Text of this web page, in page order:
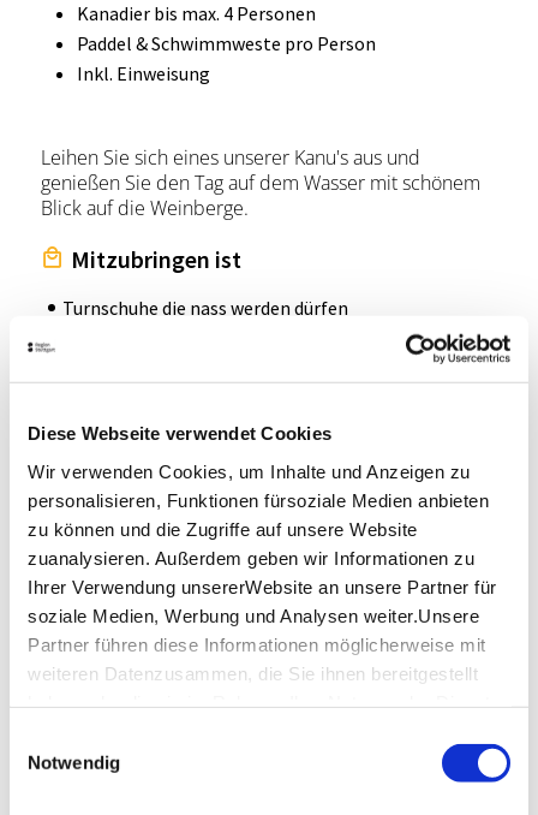
Diese Webseite verwendet Cookies
Wir verwenden Cookies, um Inhalte und Anzeigen zu
personalisieren, Funktionen fürsoziale Medien anbieten
zu können und die Zugriffe auf unsere Website
zuanalysieren. Außerdem geben wir Informationen zu
Ihrer Verwendung unsererWebsite an unsere Partner für
soziale Medien, Werbung und Analysen weiter.Unsere
Partner führen diese Informationen möglicherweise mit
weiteren Datenzusammen, die Sie ihnen bereitgestellt
Impressum
Notwendig
Kanadier bis max. 4 Personen
Paddel & Schwimmweste pro Person
Inkl. Einweisung
Leihen Sie sich eines unserer Kanu's aus und
genießen Sie den Tag auf dem Wasser mit schönem
Blick auf die Weinberge.
Mitzubringen ist
Turnschuhe die nass werden dürfen
Hinweis an die Teilnehmer
Mindestteilnehmer 2 Personen pro Kanadier
Kinder bis 11 Jahren nur in Begleitung von jeweils
einem Erwachsenen pro Kanadier
gute Schwimmkenntnisse